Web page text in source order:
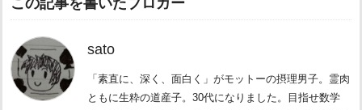
この記事を書いたブロガー
sato
「素直に、深く、面白く」がモットーの摂理男子。霊肉
ともに生粋の道産子。30代になりました。目指せ数学